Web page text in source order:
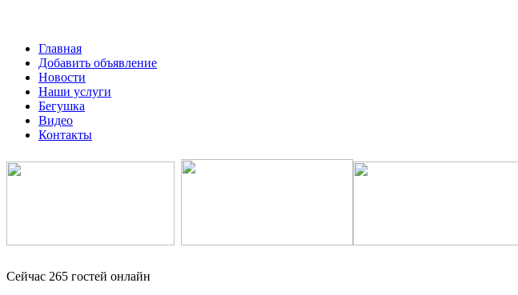
Главная
Добавить объявление
Новости
Наши услуги
Бегушка
Видео
Контакты
Сейчас 265 гостей онлайн